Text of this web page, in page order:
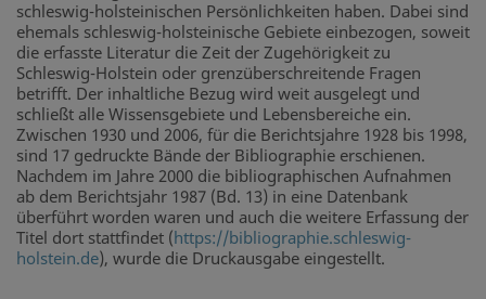
schleswig-holsteinischen Persönlichkeiten haben. Dabei sind
ehemals schleswig-holsteinische Gebiete einbezogen, soweit
die erfasste Literatur die Zeit der Zugehörigkeit zu
Schleswig-Holstein oder grenzüberschreitende Fragen
betrifft. Der inhaltliche Bezug wird weit ausgelegt und
schließt alle Wissensgebiete und Lebensbereiche ein.
Zwischen 1930 und 2006, für die Berichtsjahre 1928 bis 1998,
sind 17 gedruckte Bände der Bibliographie erschienen.
Nachdem im Jahre 2000 die bibliographischen Aufnahmen
ab dem Berichtsjahr 1987 (Bd. 13) in eine Datenbank
überführt worden waren und auch die weitere Erfassung der
Titel dort stattfindet (https://bibliographie.schleswig-
holstein.de), wurde die Druckausgabe eingestellt.